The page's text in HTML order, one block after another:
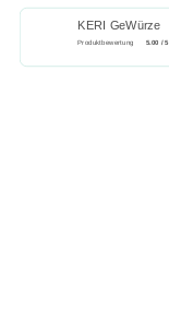
KERI GeWürze
Produktbewertung 5.00 / 5